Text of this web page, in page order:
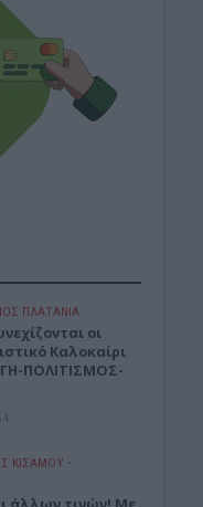
ΠΛΑΤΑΝΙΆ
οι
Καλοκαίρι
ΓΗ-ΠΟΛΙΤΙΣΜΟΣ-
ΚΙΣΆΜΟΥ •